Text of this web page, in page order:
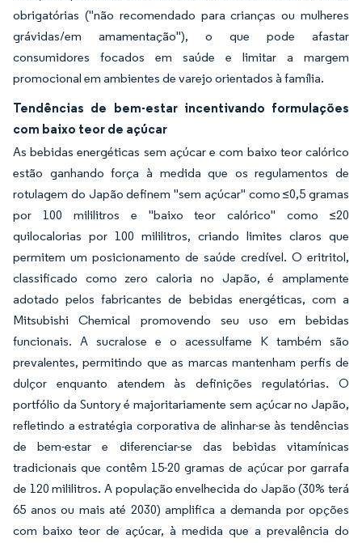
obrigatórias ("não recomendado para crianças ou mulheres
grávidas/em amamentação"), o que pode afastar
consumidores focados em saúde e limitar a margem
promocional em ambientes de varejo orientados à família.
Tendências de bem-estar incentivando formulações
com baixo teor de açúcar
As bebidas energéticas sem açúcar e com baixo teor calórico
estão ganhando força à medida que os regulamentos de
rotulagem do Japão definem "sem açúcar" como ≤0,5 gramas
por 100 mililitros e "baixo teor calórico" como ≤20
quilocalorias por 100 mililitros, criando limites claros que
permitem um posicionamento de saúde credível. O eritritol,
classificado como zero caloria no Japão, é amplamente
adotado pelos fabricantes de bebidas energéticas, com a
Mitsubishi Chemical promovendo seu uso em bebidas
funcionais. A sucralose e o acessulfame K também são
prevalentes, permitindo que as marcas mantenham perfis de
dulçor enquanto atendem às definições regulatórias. O
portfólio da Suntory é majoritariamente sem açúcar no Japão,
refletindo a estratégia corporativa de alinhar-se às tendências
de bem-estar e diferenciar-se das bebidas vitamínicas
tradicionais que contêm 15-20 gramas de açúcar por garrafa
de 120 mililitros. A população envelhecida do Japão (30% terá
65 anos ou mais até 2030) amplifica a demanda por opções
com baixo teor de açúcar, à medida que a prevalência do